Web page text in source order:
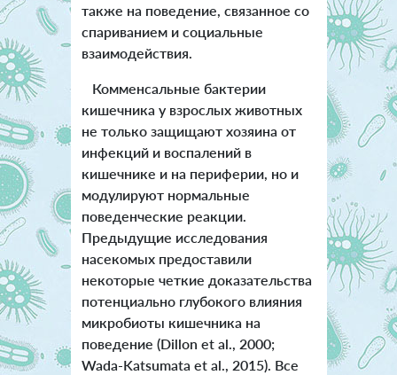
также на поведение, связанное со
спариванием и социальные
взаимодействия.
Комменсальные бактерии
кишечника у взрослых животных
не только защищают хозяина от
инфекций и воспалений в
кишечнике и на периферии, но и
модулируют нормальные
поведенческие реакции.
Предыдущие исследования
насекомых предоставили
некоторые четкие доказательства
потенциально глубокого влияния
микробиоты кишечника на
поведение (Dillon et al., 2000;
Wada-Katsumata et al., 2015). Все